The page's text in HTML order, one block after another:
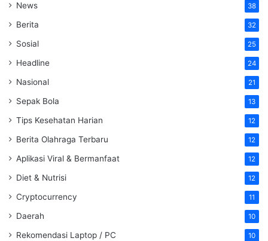
News 38
Berita 32
Sosial 25
Headline 24
Nasional 21
Sepak Bola 13
Tips Kesehatan Harian 12
Berita Olahraga Terbaru 12
Aplikasi Viral & Bermanfaat 12
Diet & Nutrisi 12
Cryptocurrency 11
Daerah 10
Rekomendasi Laptop / PC 10